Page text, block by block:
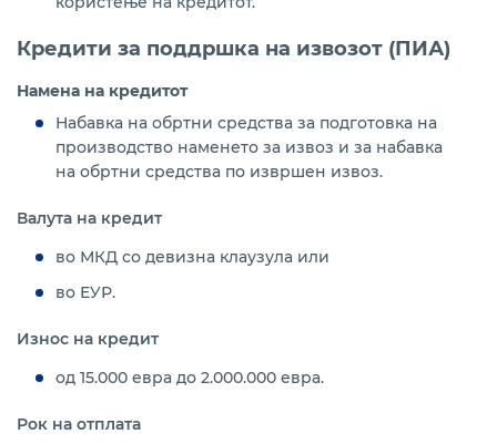
Кредити за поддршка на извозот (ПИА)
Намена на кредитот
Набавка на обртни средства за подготовка на
производство наменето за извоз и за набавка
на обртни средства по извршен извоз.
Валута на кредит
во МКД со девизна клаузула или
во ЕУР.
Износ на кредит
од 15.000 евра до 2.000.000 евра.
Рок на отплата